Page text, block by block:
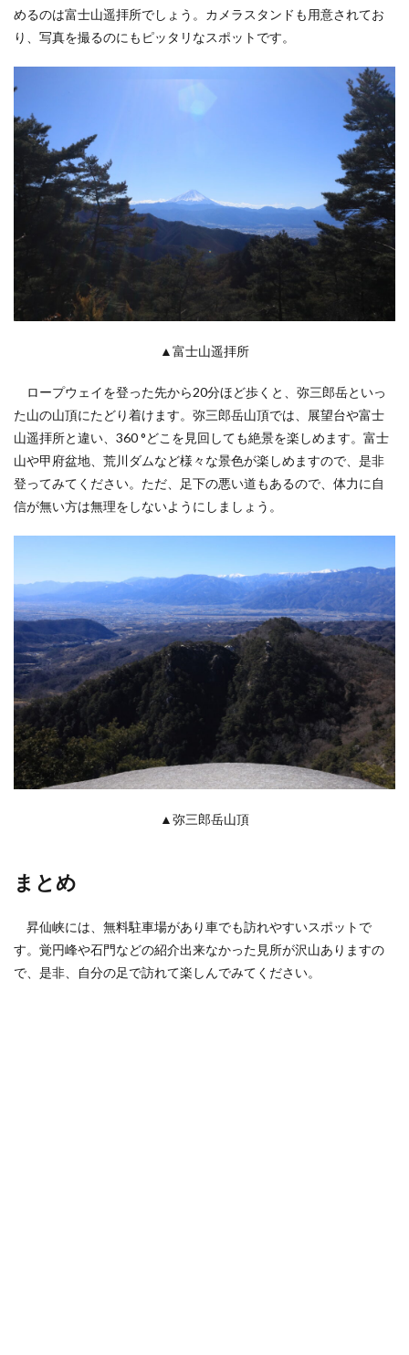
めるのは富士山遥拝所でしょう。カメラスタンドも用意されてお
り、写真を撮るのにもピッタリなスポットです。
▲富士山遥拝所
ロープウェイを登った先から20分ほど歩くと、弥三郎岳といっ
た山の山頂にたどり着けます。弥三郎岳山頂では、展望台や富士
山遥拝所と違い、360 °どこを見回しても絶景を楽しめます。富士
山や甲府盆地、荒川ダムなど様々な景色が楽しめますので、是非
登ってみてください。ただ、足下の悪い道もあるので、体力に自
信が無い方は無理をしないようにしましょう。
▲弥三郎岳山頂
まとめ
昇仙峡には、無料駐車場があり車でも訪れやすいスポットで
す。覚円峰や石門などの紹介出来なかった見所が沢山ありますの
で、是非、自分の足で訪れて楽しんでみてください。